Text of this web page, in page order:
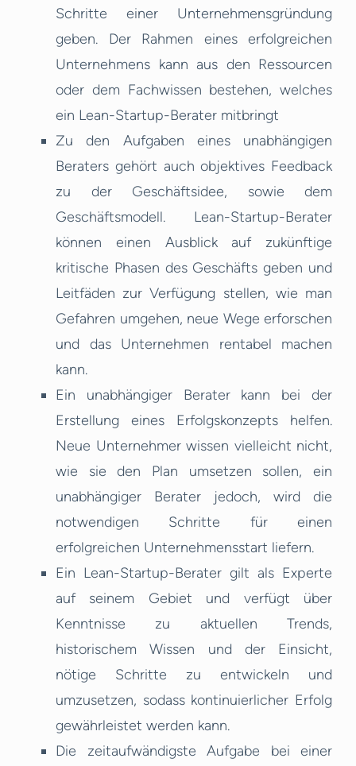
Schritte einer Unternehmensgründung
geben. Der Rahmen eines erfolgreichen
Unternehmens kann aus den Ressourcen
oder dem Fachwissen bestehen, welches
ein Lean-Startup-Berater mitbringt
Zu den Aufgaben eines unabhängigen
Beraters gehört auch objektives Feedback
zu der Geschäftsidee, sowie dem
Geschäftsmodell. Lean-Startup-Berater
können einen Ausblick auf zukünftige
kritische Phasen des Geschäfts geben und
Leitfäden zur Verfügung stellen, wie man
Gefahren umgehen, neue Wege erforschen
und das Unternehmen rentabel machen
kann.
Ein unabhängiger Berater kann bei der
Erstellung eines Erfolgskonzepts helfen.
Neue Unternehmer wissen vielleicht nicht,
wie sie den Plan umsetzen sollen, ein
unabhängiger Berater jedoch, wird die
notwendigen Schritte für einen
erfolgreichen Unternehmensstart liefern.
Ein Lean-Startup-Berater gilt als Experte
auf seinem Gebiet und verfügt über
Kenntnisse zu aktuellen Trends,
historischem Wissen und der Einsicht,
nötige Schritte zu entwickeln und
umzusetzen, sodass kontinuierlicher Erfolg
gewährleistet werden kann.
Die zeitaufwändigste Aufgabe bei einer